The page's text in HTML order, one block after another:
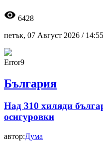
visibility 6428
петък, 07 Август 2026 / 14:55
Error9
България
Над 310 хиляди
осигуровки
автор:Дума